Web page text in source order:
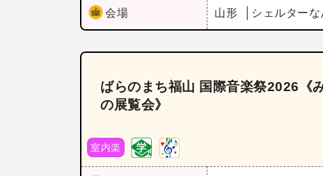
会場 山形 シェルター
ばらのまち福山 国際音楽祭2026《
の展覧会》
室内楽